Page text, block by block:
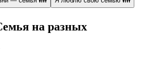
на разных